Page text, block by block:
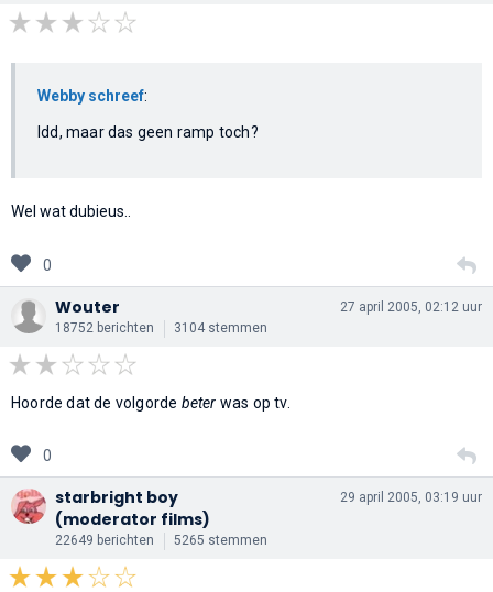
Webby schreef:
Idd, maar das geen ramp toch?
Wel wat dubieus..
0
Wouter
18752 berichten 3104 stemmen
27 april 2005, 02:12 uur
Hoorde dat de volgorde beter was op tv.
0
starbright boy
(moderator films)
22649 berichten 5265 stemmen
29 april 2005, 03:19 uur